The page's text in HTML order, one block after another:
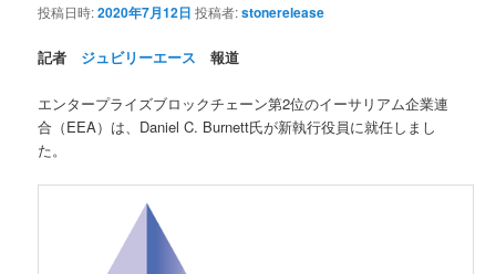
投稿日時:2020年7月12日 投稿者:stonerelease
記者 ジュビリーエース 報道
エンタープライズブロックチェーン第2位のイーサリアム企業連
合（EEA）は、Daniel C. Burnett氏が新執行役員に就任しまし
た。